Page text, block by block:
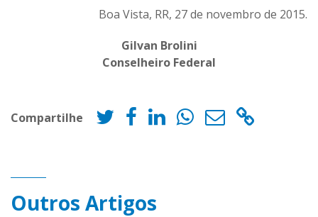
Boa Vista, RR, 27 de novembro de 2015.
Gilvan Brolini
Conselheiro Federal
Compartilhe
Outros Artigos